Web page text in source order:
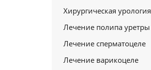
Хирургическая урология
Лечение полипа уретры
Лечение сперматоцеле
Лечение варикоцеле